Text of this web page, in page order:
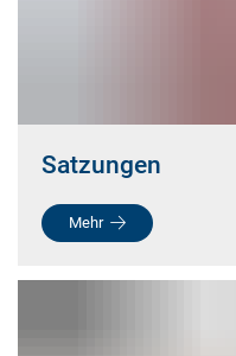
Satzungen
Mehr